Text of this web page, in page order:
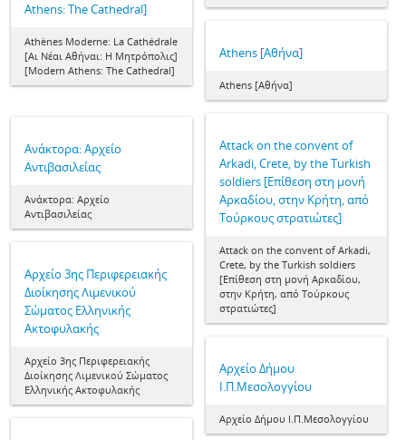
Athens: The Cathedral]
Athènes Moderne: La Cathédrale
[Αι Νέαι Αθήναι: Η Μητρόπολις]
[Modern Athens: The Cathedral]
Athens [Αθήνα]
Athens [Αθήνα]
Attack on the convent of
Arkadi, Crete, by the Turkish
soldiers [Επίθεση στη μονή
Αρκαδίου, στην Κρήτη, από
Τούρκους στρατιώτες]
Attack on the convent of Arkadi,
Crete, by the Turkish soldiers
[Επίθεση στη μονή Αρκαδίου,
στην Κρήτη, από Τούρκους
στρατιώτες]
Aνάκτορα: Αρχείο
Αντιβασιλείας
Aνάκτορα: Αρχείο
Αντιβασιλείας
Aρχείο 3ης Περιφερειακής
Διοίκησης Λιμενικού
Σώματος Ελληνικής
Ακτοφυλακής
Aρχείο 3ης Περιφερειακής
Διοίκησης Λιμενικού Σώματος
Ελληνικής Ακτοφυλακής
Aρχείο Δήμου
Ι.Π.Μεσολογγίου
Aρχείο Δήμου Ι.Π.Μεσολογγίου